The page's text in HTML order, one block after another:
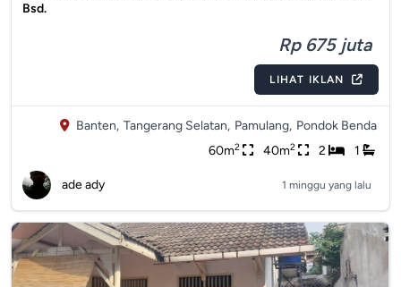
Bsd.
Rp 675 juta
LIHAT IKLAN
Banten, Tangerang Selatan, Pamulang, Pondok Benda
60m2 40m2 2 1
ade ady 1 minggu yang lalu